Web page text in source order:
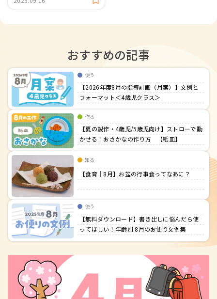
おすすめの記事
使う
【2026年度8月の指導計画（月案）】文例と
フォーマット＜4歳児クラス＞
作る
【夏の製作・4歳児/5歳児向け】ストローで動
かせる！おさかなの作り方 【紙皿】
知る
【食育｜8月】お盆の行事食ってなあに？
使う
【無料ダウンロード】書き出しに悩んだら使
ってほしい！年齢別 8月のお便り文例集